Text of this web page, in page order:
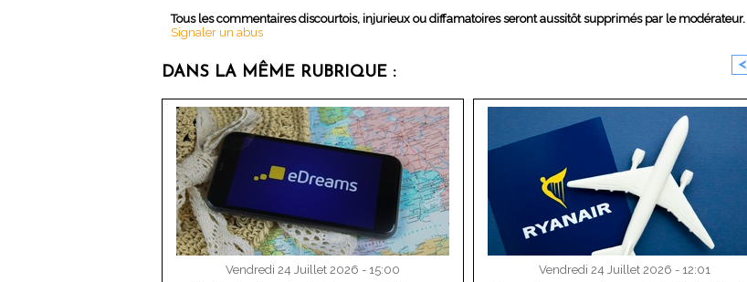
Tous les commentaires discourtois, injurieux ou diffamatoires seront aussitôt supprimés par le modérateur.
Signaler un abus
DANS LA MÊME RUBRIQUE : <
Vendredi 24 Juillet 2026 - 15:00 Vendredi 24 Juillet 2026 - 12:01